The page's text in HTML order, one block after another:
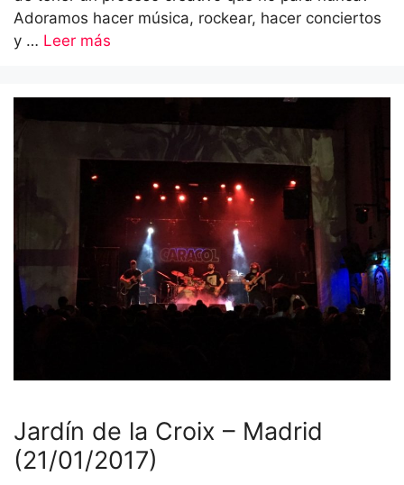
Adoramos hacer música, rockear, hacer conciertos
y … Leer más
Jardín de la Croix – Madrid
(21/01/2017)